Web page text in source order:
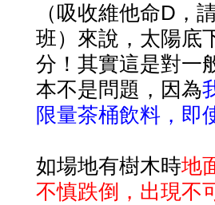
（吸收維他命D ，
班）來說，太陽底
分！其實這是對一
本不是問題，因為
限量茶桶飲料，即
如場地有樹木時地
不慎跌倒，出現不